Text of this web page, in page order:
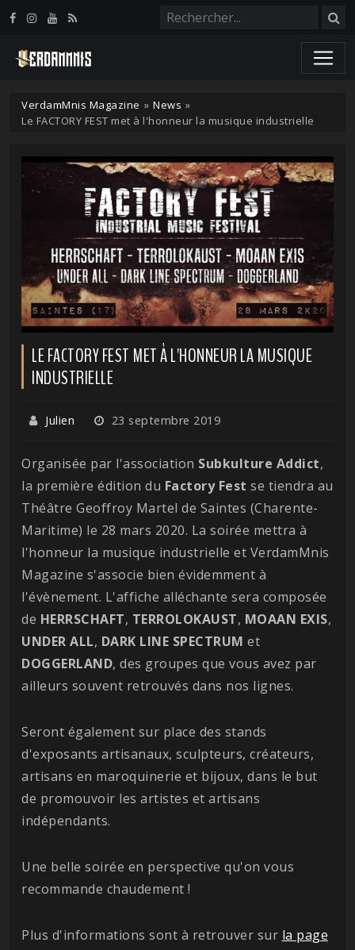
VerdamMnis Magazine » News »
Le FACTORY FEST met à l'honneur la musique industrielle
LE FACTORY FEST MET À L'HONNEUR LA MUSIQUE
INDUSTRIELLE
Julien 23 septembre 2019
Organisée par l'association Subkulture Addict,
la première édition du Factory Fest se tiendra au
Théâtre Geoffroy Martel de Saintes (Charente-
Maritime) le 28 mars 2020. La soirée mettra à
l'honneur la musique industrielle et VerdamMnis
Magazine s'associe bien évidemment à
l'évènement. L'affiche alléchante sera composée
de HERRSCHAFT, TERROLOKAUST, MOAAN EXIS,
UNDER ALL, DARK LINE SPECTRUM et
DOGGERLAND, des groupes que vous avez par
ailleurs souvent retrouvés dans nos lignes.
Seront également sur place des stands
d'exposants artisanaux, sculpteurs, créateurs,
artisans en maroquinerie et bijoux, dans le but
de promouvoir les artistes et artisans
indépendants.
Une belle soirée en perspective qu'on vous
recommande chaudement !
Plus d'informations sont à retrouver sur la page
Panneau de gestion des cookies